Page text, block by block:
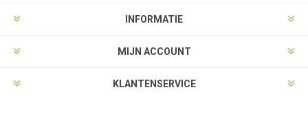
INFORMATIE
MIJN ACCOUNT
KLANTENSERVICE